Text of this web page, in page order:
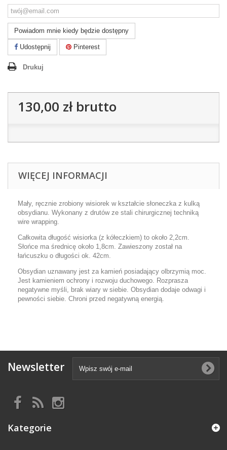
Powiadom mnie kiedy będzie dostępny
Udostępnij Pinterest
Drukuj
130,00 złbrutto
WIĘCEJ INFORMACJI
Mały, ręcznie zrobiony wisiorek w kształcie słoneczka z kulką
obsydianu. Wykonany z drutów ze stali chirurgicznej techniką
wire wrapping.
Całkowita długość wisiorka (z kółeczkiem) to około 2,2cm.
Słońce ma średnicę około 1,8cm. Zawieszony został na
łańcuszku o długości ok. 42cm.
Obsydian uznawany jest za kamień posiadający olbrzymią moc.
Jest kamieniem ochrony i rozwoju duchowego. Rozprasza
negatywne myśli, brak wiary w siebie. Obsydian dodaje odwagi i
pewności siebie. Chroni przed negatywną energią.
Newsletter
Kategorie